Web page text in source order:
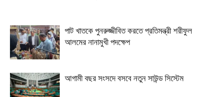
পাট খাতকে পুনরুজ্জীবিত করতে প্রতিমন্ত্রী শরীফুল
আলমের নানামুখী পদক্ষেপ
আগামী বছর সংসদে বসবে নতুন সাউন্ড সিস্টেম